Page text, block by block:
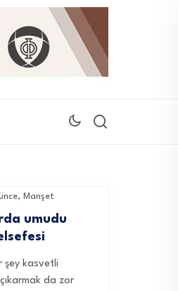
, Manşet
umudu
şey kasvetli
da zor